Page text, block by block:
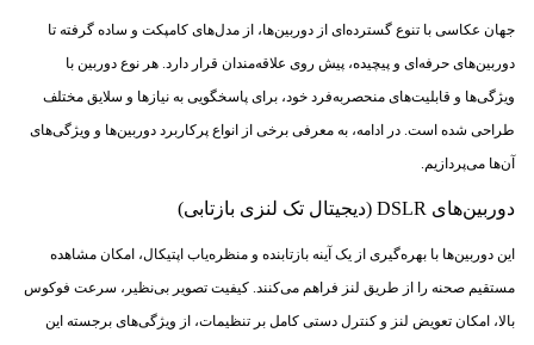
جهان عکاسی با تنوع گسترده‌ای از دوربین‌ها، از مدل‌های کامپکت و ساده گرفته تا
دوربین‌های حرفه‌ای و پیچیده، پیش روی علاقه‌مندان قرار دارد. هر نوع دوربین با
ویژگی‌ها و قابلیت‌های منحصربه‌فرد خود، برای پاسخگویی به نیازها و سلایق مختلف
طراحی شده است. در ادامه، به معرفی برخی از انواع پرکاربرد دوربین‌ها و ویژگی‌های
آن‌ها می‌پردازیم.
دوربین‌های DSLR (دیجیتال تک لنزی بازتابی)
این دوربین‌ها با بهره‌گیری از یک آینه بازتابنده و منظره‌یاب اپتیکال، امکان مشاهده
مستقیم صحنه را از طریق لنز فراهم می‌کنند. کیفیت تصویر بی‌نظیر، سرعت فوکوس
بالا، امکان تعویض لنز و کنترل دستی کامل بر تنظیمات، از ویژگی‌های برجسته این